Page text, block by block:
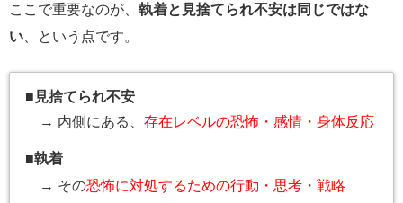
ここで重要なのが、 執着と見捨てられ不安は同じではな
い 、という点です。
■ 見捨てられ不安
→ 内側にある、存在レベルの恐怖・感情・身体反応
■執着
→ その恐怖に対処するための行動・思考・戦略